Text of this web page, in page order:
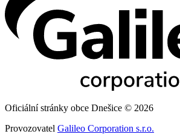
Oficiální stránky obce Dnešice © 2026
Provozovatel Galileo Corporation s.r.o.